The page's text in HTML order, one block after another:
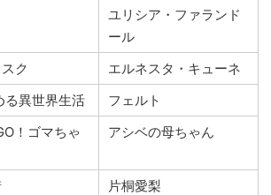
ユリシア・ファランド
ール
ク
エルネスタ・キューネ
る異世界生活
フェルト
！ゴマちゃ
アシベの母ちゃん
片桐愛梨